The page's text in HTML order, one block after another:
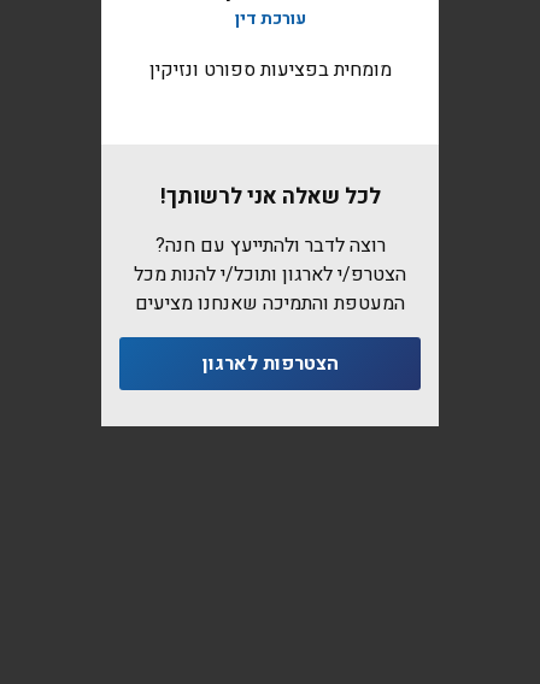
עורכת דין
מומחית בפציעות ספורט ונזיקין
לכל שאלה אני לרשותך!
רוצה לדבר ולהתייעץ עם חנה?
הצטרפ/י לארגון ותוכל/י להנות מכל
המעטפת והתמיכה שאנחנו מציעים
הצטרפות לארגון